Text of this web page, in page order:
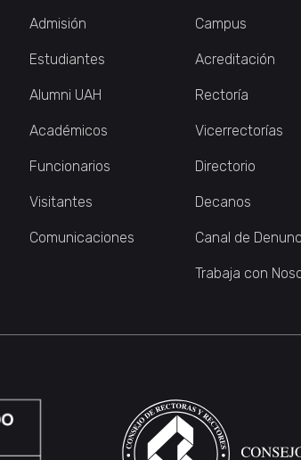
Admisión
Estudiantes
Alumni UAH
Académicos
Funcionarios
Visitantes
Comunicaciones
Campus
Acreditación
Rectoría
Vicerrectorías
Directorio
Decanos
Canal de
Trabaja con